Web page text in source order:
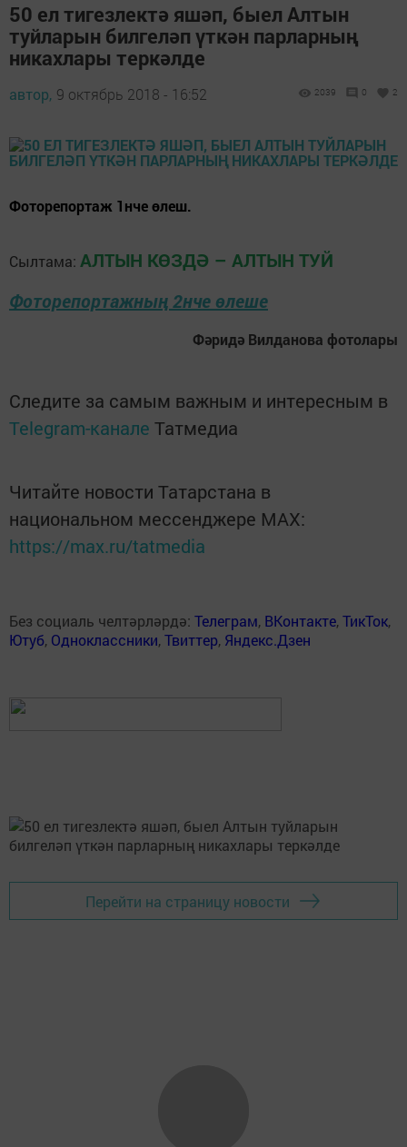
50 ел тигезлектә яшәп, быел Алтын
туйларын билгеләп үткән парларның
никахлары теркәлде
автор, 9 октябрь 2018 - 16:52 2039 0 2
Фоторепортаж 1нче өлеш.
Сылтама: АЛТЫН КӨЗДӘ – АЛТЫН ТУЙ
Фоторепортажның 2нче өлеше
Фәридә Вилданова фотолары
Следите за самым важным и интересным в
Telegram-канале Татмедиа
Читайте новости Татарстана в
национальном мессенджере MАХ:
https://max.ru/tatmedia
Без социаль челтәрләрдә: Телеграм, ВКонтакте,ТикТок,
Ютуб, Одноклассники,Твиттер, Яндекс.Дзен
Перейти на страницу новости